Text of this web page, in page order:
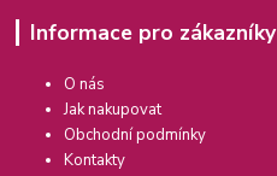
Informace pro zákazníky
O nás
Jak nakupovat
Obchodní podmínky
Kontakty